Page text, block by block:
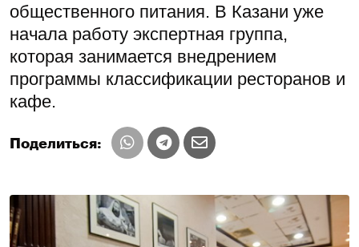
общественного питания. В Казани уже
начала работу экспертная группа,
которая занимается внедрением
программы классификации ресторанов и
кафе.
Поделиться: